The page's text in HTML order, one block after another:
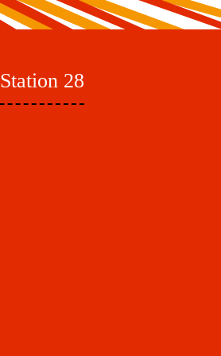
Station 28